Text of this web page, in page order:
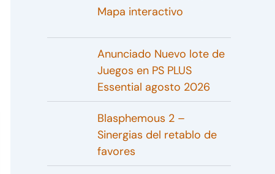
Mapa interactivo
Anunciado Nuevo lote de
Juegos en PS PLUS
Essential agosto 2026
Blasphemous 2 –
Sinergias del retablo de
favores